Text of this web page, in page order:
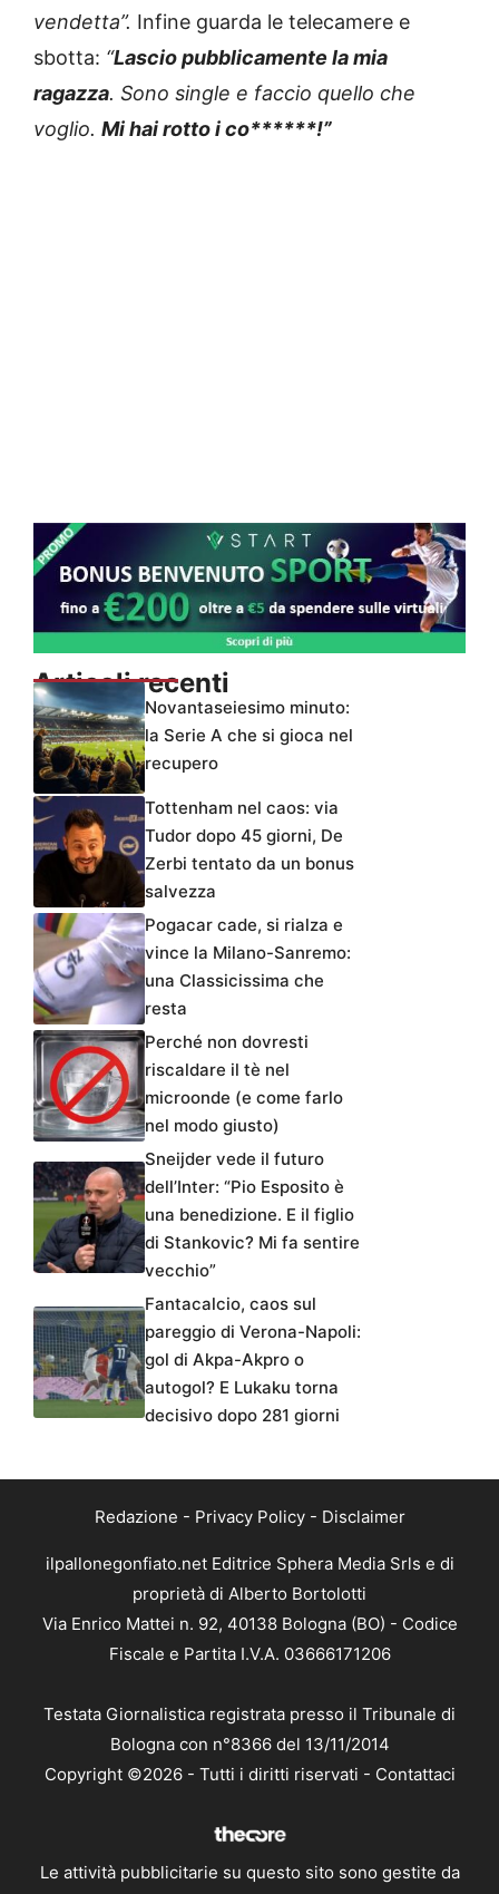
vendetta”. Infine guarda le telecamere e
sbotta: “Lascio pubblicamente la mia
ragazza. Sono single e faccio quello che
voglio. Mi hai rotto i co******!”
Articoli recenti
Novantaseiesimo minuto:
la Serie A che si gioca nel
recupero
Tottenham nel caos: via
Tudor dopo 45 giorni, De
Zerbi tentato da un bonus
salvezza
Pogacar cade, si rialza e
vince la Milano-Sanremo:
una Classicissima che
resta
Perché non dovresti
riscaldare il tè nel
microonde (e come farlo
nel modo giusto)
Sneijder vede il futuro
dell’Inter: “Pio Esposito è
una benedizione. E il figlio
di Stankovic? Mi fa sentire
vecchio”
Fantacalcio, caos sul
pareggio di Verona-Napoli:
gol di Akpa-Akpro o
autogol? E Lukaku torna
decisivo dopo 281 giorni
Redazione - Privacy Policy- Disclaimer
ilpallonegonfiato.net Editrice Sphera Media Srls e di
proprietà di Alberto Bortolotti
Via Enrico Mattei n. 92, 40138 Bologna (BO) - Codice
Fiscale e Partita I.V.A. 03666171206
Testata Giornalistica registrata presso il Tribunale di
Bologna con n°8366 del 13/11/2014
Copyright ©2026 - Tutti i diritti riservati - Contattaci
Le attività pubblicitarie su questo sito sono gestite da